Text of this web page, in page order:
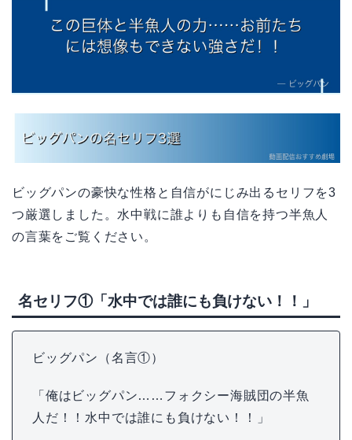
ビッグパンの豪快な性格と自信がにじみ出るセリフを3
つ厳選しました。水中戦に誰よりも自信を持つ半魚人
の言葉をご覧ください。
名セリフ①「水中では誰にも負けない！！」
ビッグパン（名言①）
「俺はビッグパン……フォクシー海賊団の半魚
人だ！！水中では誰にも負けない！！」